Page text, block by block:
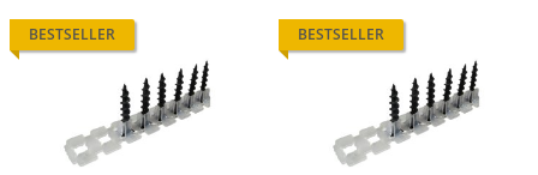
BESTSELLER BESTSELLER